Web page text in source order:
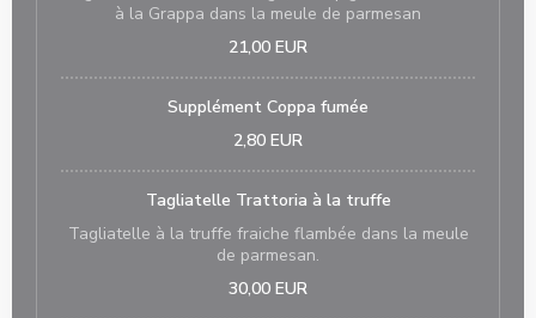
à la Grappa dans la meule de parmesan
21,00 EUR
Supplément Coppa fumée
2,80 EUR
Tagliatelle Trattoria à la truffe
Tagliatelle à la truffe fraiche flambée dans la meule
de parmesan.
30,00 EUR